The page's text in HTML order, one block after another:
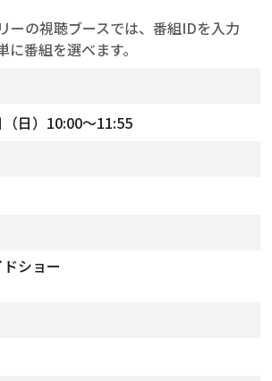
ーの視聴ブースでは、番組IDを入力
番組を選べます。
日）10:00～11:55
ショー